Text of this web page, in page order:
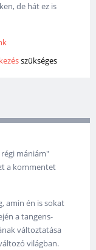
de hát ez is
szükséges
mániám"
a kommentet
amin én is sokat
a tangens-
változtatása
világban.